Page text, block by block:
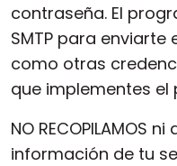
contraseña. El
SMTP para
como otras
que implementes el
NO RECOPILAMOS
información de tu